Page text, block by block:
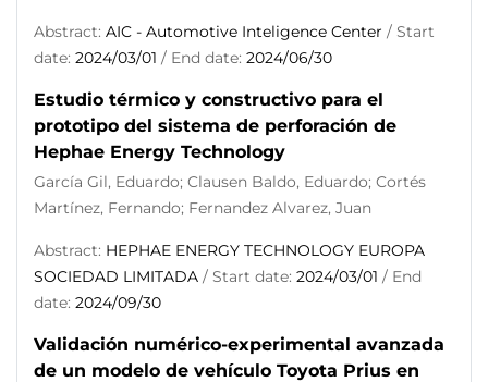
Abstract: AIC - Automotive Inteligence Center / Start
date: 2024/03/01 / End date: 2024/06/30
Estudio térmico y constructivo para el
prototipo del sistema de perforación de
Hephae Energy Technology
García Gil, Eduardo; Clausen Baldo, Eduardo; Cortés
Martínez, Fernando; Fernandez Alvarez, Juan
Abstract: HEPHAE ENERGY TECHNOLOGY EUROPA
SOCIEDAD LIMITADA / Start date: 2024/03/01 / End
date: 2024/09/30
Validación numérico-experimental avanzada
de un modelo de vehículo Toyota Prius en